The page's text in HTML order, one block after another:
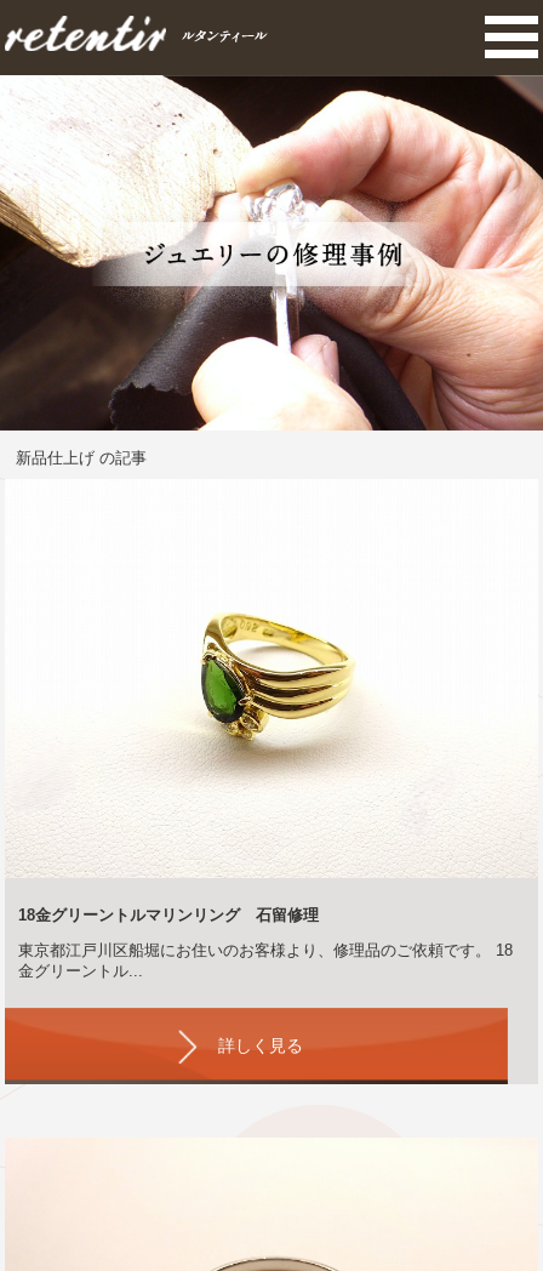
新品仕上げ の記事
18金グリーントルマリンリング 石留修理
東京都江戸川区船堀にお住いのお客様より、修理品のご依頼です。 18
金グリーントル...
詳しく見る